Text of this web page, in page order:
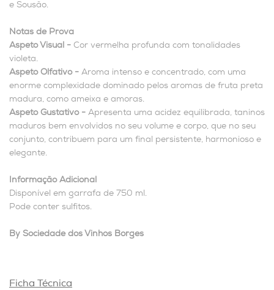
e Sousão.
Notas de Prova
Aspeto Visual - Cor vermelha profunda com tonalidades
violeta.
Aspeto Olfativo - Aroma intenso e concentrado, com uma
enorme complexidade dominado pelos aromas de fruta preta
madura, como ameixa e amoras.
Aspeto Gustativo - Apresenta uma acidez equilibrada, taninos
maduros bem envolvidos no seu volume e corpo, que no seu
conjunto, contribuem para um final persistente, harmonioso e
elegante.
Informação Adicional
Disponível em garrafa de 750 ml.
Pode conter sulfitos.
By Sociedade dos Vinhos Borges
Ficha Técnica